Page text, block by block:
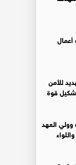
أعمال
للأمن
قوة
العهد